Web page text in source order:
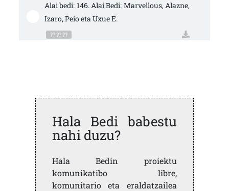
Alai bedi: 146. Alai Bedi: Marvellous, Alazne,
Izaro, Peio eta Uxue E.
??:??:??
Hala Bedi babestu
nahi duzu?
Hala Bedin proiektu
komunikatibo libre,
komunitario eta eraldatzailea